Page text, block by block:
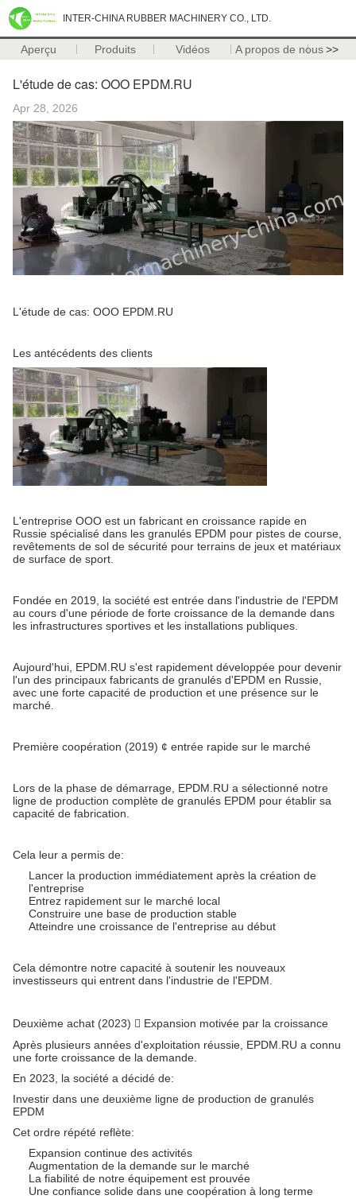
INTER-CHINA RUBBER MACHINERY CO., LTD.
Aperçu Produits Vidéos A propos de nous>>
L'étude de cas: OOO EPDM.RU
Apr 28, 2026
L'étude de cas: OOO EPDM.RU
Les antécédents des clients
L'entreprise OOO est un fabricant en croissance rapide en
Russie spécialisé dans les granulés EPDM pour pistes de course,
revêtements de sol de sécurité pour terrains de jeux et matériaux
de surface de sport.
Fondée en 2019, la société est entrée dans l'industrie de l'EPDM
au cours d'une période de forte croissance de la demande dans
les infrastructures sportives et les installations publiques.
Aujourd'hui, EPDM.RU s'est rapidement développée pour devenir
l'un des principaux fabricants de granulés d'EPDM en Russie,
avec une forte capacité de production et une présence sur le
marché.
Première coopération (2019) ¢ entrée rapide sur le marché
Lors de la phase de démarrage, EPDM.RU a sélectionné notre
ligne de production complète de granulés EPDM pour établir sa
capacité de fabrication.
Cela leur a permis de:
Lancer la production immédiatement après la création de
l'entreprise
Entrez rapidement sur le marché local
Construire une base de production stable
Atteindre une croissance de l'entreprise au début
Cela démontre notre capacité à soutenir les nouveaux
investisseurs qui entrent dans l'industrie de l'EPDM.
Deuxième achat (2023)  Expansion motivée par la croissance
Après plusieurs années d'exploitation réussie, EPDM.RU a connu
une forte croissance de la demande.
En 2023, la société a décidé de:
Investir dans une deuxième ligne de production de granulés
EPDM
Cet ordre répété reflète:
Expansion continue des activités
Augmentation de la demande sur le marché
La fiabilité de notre équipement est prouvée
Une confiance solide dans une coopération à long terme